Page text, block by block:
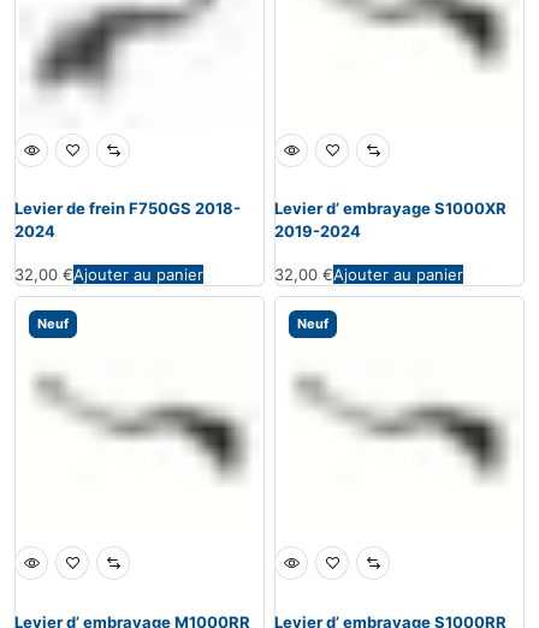
Levier de frein F750GS 2018-
2024
32,00 €Ajouter au panier
Levier d’ embrayage S1000XR
2019-2024
32,00 €Ajouter au panier
Neuf
Levier d’ embrayage M1000RR
Neuf
Levier d’ embrayage S1000RR